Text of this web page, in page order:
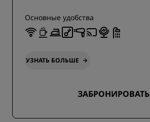
Основные удобства
УЗНАТЬ БОЛЬШЕ
ЗАБРОНИРОВАТЬ